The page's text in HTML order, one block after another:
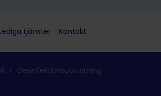
tjänster Kontakt
> Desinfektionsutrustning